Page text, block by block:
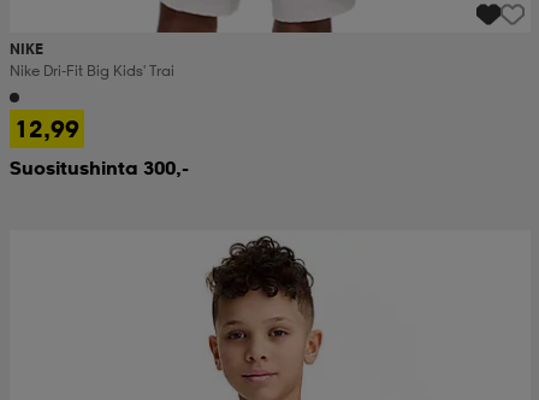
NIKE
Nike Dri-Fit Big Kids' Trai
12,99
Suositushinta 300,-